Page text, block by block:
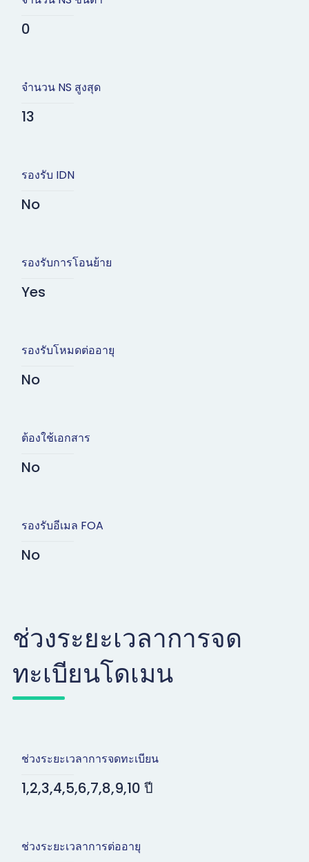
0
จำนวน NS สูงสุด
13
รองรับ IDN
No
รองรับการโอนย้าย
Yes
รองรับโหมดต่ออายุ
No
ต้องใช้เอกสาร
No
รองรับอีเมล FOA
No
ช่วงระยะเวลาการจด
ทะเบียนโดเมน
ช่วงระยะเวลาการจดทะเบียน
1,2,3,4,5,6,7,8,9,10 ปี
ช่วงระยะเวลาการต่ออายุ